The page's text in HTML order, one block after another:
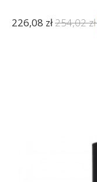
226,08 zł254,02